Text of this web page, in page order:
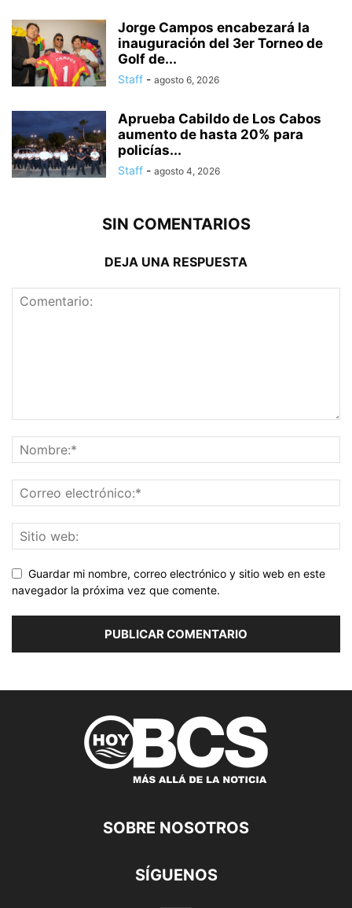
Jorge Campos encabezará la
inauguración del 3er Torneo de
Golf de...
Staff - agosto 6, 2026
Aprueba Cabildo de Los Cabos
aumento de hasta 20% para
policías...
Staff - agosto 4, 2026
SIN COMENTARIOS
DEJA UNA RESPUESTA
Guardar mi nombre, correo electrónico y sitio web en este
navegador la próxima vez que comente.
SOBRE NOSOTROS
SÍGUENOS